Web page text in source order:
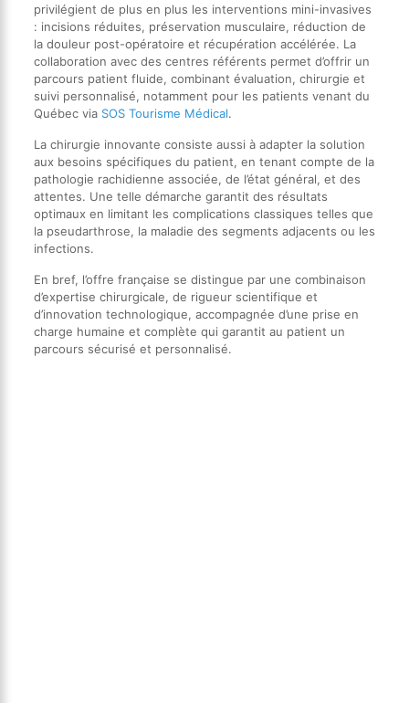
privilégient de plus en plus les interventions mini-invasives
: incisions réduites, préservation musculaire, réduction de
la douleur post-opératoire et récupération accélérée. La
collaboration avec des centres référents permet d’offrir un
parcours patient fluide, combinant évaluation, chirurgie et
suivi personnalisé, notamment pour les patients venant du
Québec via SOS Tourisme Médical.
La chirurgie innovante consiste aussi à adapter la solution
aux besoins spécifiques du patient, en tenant compte de la
pathologie rachidienne associée, de l’état général, et des
attentes. Une telle démarche garantit des résultats
optimaux en limitant les complications classiques telles que
la pseudarthrose, la maladie des segments adjacents ou les
infections.
En bref, l’offre française se distingue par une combinaison
d’expertise chirurgicale, de rigueur scientifique et
d’innovation technologique, accompagnée d’une prise en
charge humaine et complète qui garantit au patient un
parcours sécurisé et personnalisé.